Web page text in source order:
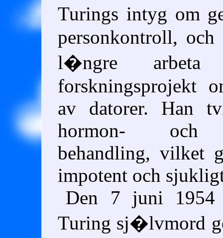
Turings intyg om
personkontroll,
l�ngre
forskningsprojekt
av datorer. Han
hormon- och
behandling, vilket
impotent och
Den 7 juni 1954
Turing sj�lvmord